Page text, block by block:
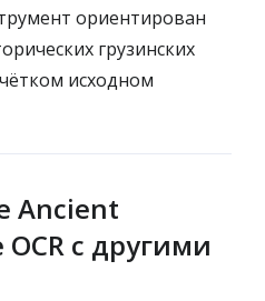
ориентирован
грузинских
исходном
Ancient
с другими